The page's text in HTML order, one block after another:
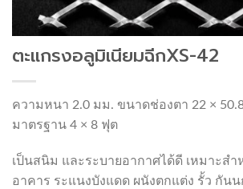
ตะแกรงอลูมิเนียมฉีกXS-42
ความหนา 2.0 มม. ขนาดช่องตา 22 ×
มาตรฐาน 4 × 8 ฟุต
เป็นสนิม และระบายอากาศได้ดี เหมาะส
อาคาร ระแนงบังแดด ผนังตกแต่ง รั้ว กันน